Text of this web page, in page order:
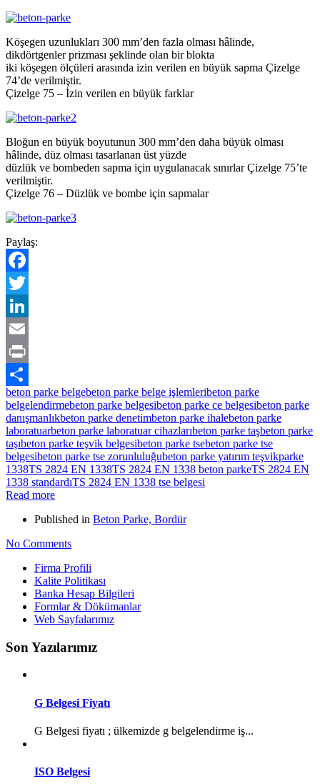
Köşegen uzunlukları 300 mm’den fazla olması hâlinde,
dikdörtgenler prizması şeklinde olan bir blokta
iki köşegen ölçüleri arasında izin verilen en büyük sapma Çizelge
74’de verilmiştir.
Çizelge 75 – İzin verilen en büyük farklar
Bloğun en büyük boyutunun 300 mm’den daha büyük olması
hâlinde, düz olması tasarlanan üst yüzde
düzlük ve bombeden sapma için uygulanacak sınırlar Çizelge 75’te
verilmiştir.
Çizelge 76 – Düzlük ve bombe için sapmalar
Paylaş:
Facebook
Twitter
LinkedIn
Email
Print
Share
beton parke belgebeton parke belge işlemleribeton parke
belgelendirmebeton parke belgesibeton parke ce belgesibeton parke
danışmanlıkbeton parke denetimbeton parke ihalebeton parke
laboratuarbeton parke laboratuar cihazlarıbeton parke taşbeton parke
taşıbeton parke teşvik belgesibeton parke tsebeton parke tse
belgesibeton parke tse zorunluluğubeton parke yatırım teşvikparke
1338TS 2824 EN 1338TS 2824 EN 1338 beton parkeTS 2824 EN
1338 standardıTS 2824 EN 1338 tse belgesi
Read more
Published in Beton Parke, Bordür
No Comments
Firma Profili
Kalite Politikası
Banka Hesap Bilgileri
Formlar & Dökümanlar
Web Sayfalarımız
Son Yazılarımız
G Belgesi Fiyatı
G Belgesi fiyatı ; ülkemizde g belgelendirme iş...
ISO Belgesi